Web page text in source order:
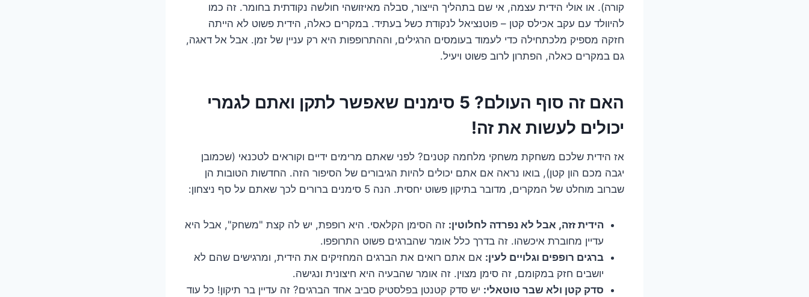
קורה). או אולי הידית עצמה, אי שם בתהליך הייצור, סבלה מאיזושהי חולשה נקודתית בחומר. זה כמו
להיוולד עם עקב אכילס קטן – פוטנציאל לנקודת כשל בעתיד. במקרים כאלה, הידית פשוט לא הייתה
חזקה מספיק מלכתחילה כדי לעמוד בעומסים הרגילים, וההתרופפות היא רק עניין של זמן. אבל אל דאגה,
גם במקרים כאלה, הפתרון לרוב פשוט ויעיל.
האם זה סוף העולם? 5 סימנים שאפשר לתקן ואתם לגמרי
יכולים לעשות את זה!
אז הידית שלכם משחקת משחקי מלחמה קטנים? לפני שאתם מרימים ידיים וקוראים לטכנאי (שכמובן
יגבה מכם הון קטן), בואו נראה אם אתם יכולים להיות הגיבורים של הסיפור הזה. החדשות הטובות הן
שברוב מוחלט של המקרים, מדובר בתיקון פשוט יחסית. הנה 5 סימנים ברורים לכך שאתם על סף ניצחון:
הידית זזה, אבל לא נפרדה לחלוטין: זה הסימן הקלאסי. היא רופפת, יש לה קצת "משחק", אבל היא
עדיין מחוברת איכשהו. זה בדרך כלל אומר שהברגים פשוט התרופפו.
ברגים רופפים וגלויים לעין: אם אתם רואים את הברגים המחזיקים את הידית, ומרגישים שהם לא
יושבים חזק במקומם, זה סימן מצוין. זה אומר שהבעיה היא חיצונית ונגישה.
סדק קטן ולא שבר טוטאלי: יש סדק קטנטן בפלסטיק סביב אחד הברגים? זה עדיין בר תיקון! כל עוד